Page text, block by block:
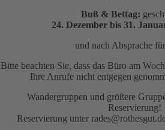
Buß & Bettag:
24. Dezember bis 31.
und nach Absprache
Bitte beachten Sie, dass das Büro am
Ihre Anrufe nicht entgegen
Wandergruppen und größere
Reservierung!
Reservierung unter